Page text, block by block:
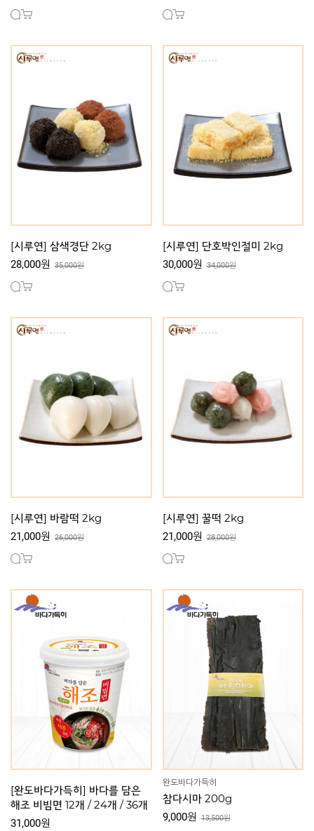
[시루연] 삼색경단 2kg
28,000원 35,000원
[시루연] 단호박인절미 2kg
30,000원 34,000원
[시루연] 바람떡 2kg
21,000원 26,000원
[시루연] 꿀떡 2kg
21,000원 28,000원
[완도바다가득히] 바다를 담은
해조 비빔면 12개 / 24개 / 36개
31,000원
완도바다가득히
참다시마 200g
9,000원 13,500원